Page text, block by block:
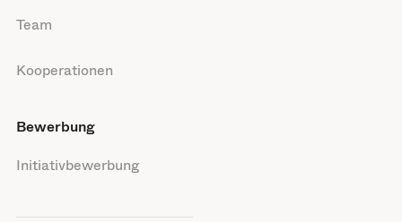
Team
Kooperationen
Bewerbung
Initiativbewerbung